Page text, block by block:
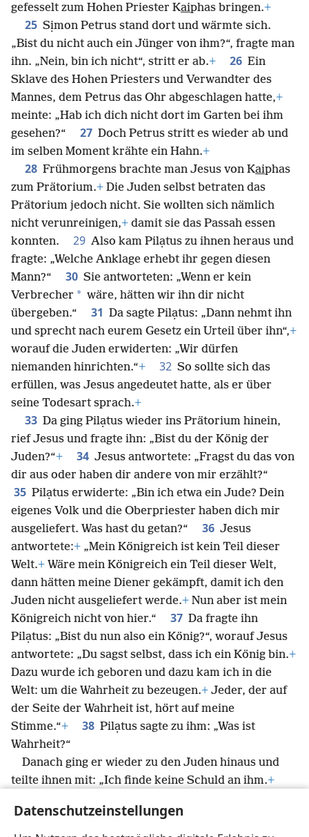
Datenschutzeinstellungen
gefesselt zum Hohen Priester Kaiphas bringen.+
25 Sịmon Petrus stand dort und wärmte sich.
„Bist du nicht auch ein Jünger von ihm?“, fragte man
ihn. „Nein, bin ich nicht“, stritt er ab.+ 26 Ein
Sklave des Hohen Priesters und Verwandter des
Mannes, dem Petrus das Ohr abgeschlagen hatte,+
meinte: „Hab ich dich nicht dort im Garten bei ihm
gesehen?“
27 Doch Petrus stritt es wieder ab und
im selben Moment krähte ein Hahn.+
28 Frühmorgens brachte man Jesus von Kaiphas
zum Prätorium.+ Die Juden selbst betraten das
Prätorium jedoch nicht. Sie wollten sich nämlich
nicht verunreinigen,+ damit sie das Passah essen
konnten.
29 Also kam Pilạtus zu ihnen heraus und
fragte: „Welche Anklage erhebt ihr gegen diesen
Mann?“
30 Sie antworteten: „Wenn er kein
Verbrecher * wäre, hätten wir ihn dir nicht
übergeben.“
31 Da sagte Pilạtus: „Dann nehmt ihn
und sprecht nach eurem Gesetz ein Urteil über ihn“,+
worauf die Juden erwiderten: „Wir dürfen
niemanden hinrichten.“+ 32 So sollte sich das
erfüllen, was Jesus angedeutet hatte, als er über
seine Todesart sprach.+
33 Da ging Pilạtus wieder ins Prätorium hinein,
rief Jesus und fragte ihn: „Bist du der König der
Juden?“+ 34 Jesus antwortete: „Fragst du das von
dir aus oder haben dir andere von mir erzählt?“
35 Pilạtus erwiderte: „Bin ich etwa ein Jude? Dein
eigenes Volk und die Oberpriester haben dich mir
ausgeliefert. Was hast du getan?“
36 Jesus
antwortete:+ „Mein Königreich ist kein Teil dieser
Welt.+ Wäre mein Königreich ein Teil dieser Welt,
dann hätten meine Diener gekämpft, damit ich den
Juden nicht ausgeliefert werde.+ Nun aber ist mein
Königreich nicht von hier.“
37 Da fragte ihn
Pilạtus: „Bist du nun also ein König?“, worauf Jesus
antwortete: „Du sagst selbst, dass ich ein König bin.+
Dazu wurde ich geboren und dazu kam ich in die
Welt: um die Wahrheit zu bezeugen.+ Jeder, der auf
der Seite der Wahrheit ist, hört auf meine
Stimme.“+ 38 Pilạtus sagte zu ihm: „Was ist
Wahrheit?“
Danach ging er wieder zu den Juden hinaus und
teilte ihnen mit: „Ich finde keine Schuld an ihm.+
Passah jemanden freilasse.+Wollt ihr also, dass ich
40